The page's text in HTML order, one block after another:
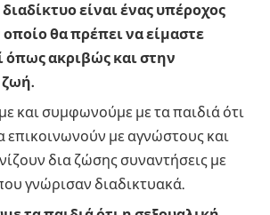
είναι ένας υπέροχος
θα πρέπει να είμαστε
όπως ακριβώς και στην
και συμφωνούμε με τα παιδιά ότι
επικοινωνούν με αγνώστους και
δια ζώσης συναντήσεις με
γνώρισαν διαδικτυακά.